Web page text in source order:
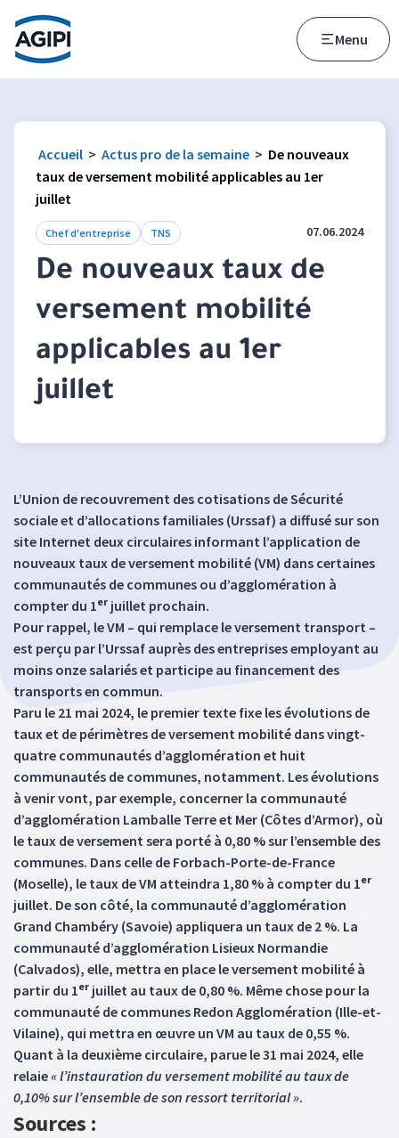
Accès au menu
Accès au contenu principal
Menu
Accueil > Actus pro de la semaine > De nouveaux
taux de versement mobilité applicables au 1er
juillet
Chef d'entreprise TNS 07.06.2024
De nouveaux taux de
versement mobilité
applicables au 1er
juillet
L’Union de recouvrement des cotisations de Sécurité
sociale et d’allocations familiales (Urssaf) a diffusé sur son
site Internet deux circulaires informant l’application de
nouveaux taux de versement mobilité (VM) dans certaines
communautés de communes ou d’agglomération à
compter du 1er juillet prochain.
Pour rappel, le VM – qui remplace le versement transport –
est perçu par l’Urssaf auprès des entreprises employant au
moins onze salariés et participe au financement des
transports en commun.
Paru le 21 mai 2024, le premier texte fixe les évolutions de
taux et de périmètres de versement mobilité dans vingt-
quatre communautés d’agglomération et huit
communautés de communes, notamment. Les évolutions
à venir vont, par exemple, concerner la communauté
d’agglomération Lamballe Terre et Mer (Côtes d’Armor), où
le taux de versement sera porté à 0,80 % sur l’ensemble des
communes. Dans celle de Forbach-Porte-de-France
(Moselle), le taux de VM atteindra 1,80 % à compter du 1er
juillet. De son côté, la communauté d’agglomération
Grand Chambéry (Savoie) appliquera un taux de 2 %. La
communauté d’agglomération Lisieux Normandie
(Calvados), elle, mettra en place le versement mobilité à
partir du 1er juillet au taux de 0,80 %. Même chose pour la
communauté de communes Redon Agglomération (Ille-et-
Vilaine), qui mettra en œuvre un VM au taux de 0,55 %.
Quant à la deuxième circulaire, parue le 31 mai 2024, elle
relaie« l’instauration du versement mobilité au taux de
0,10% sur l’ensemble de son ressort territorial ».
Sources :